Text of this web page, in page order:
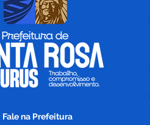
Fale na Prefeitura